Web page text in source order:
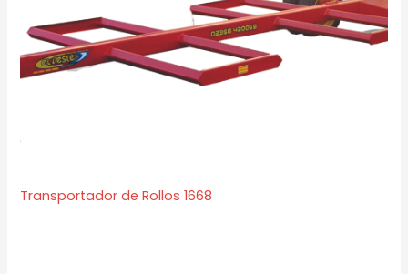
Transportador de Rollos 1668